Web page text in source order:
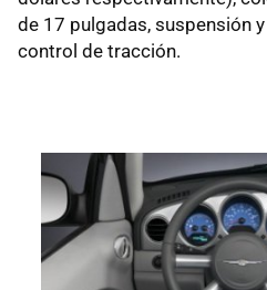
de 17 pulgadas, suspensión
control de tracción.